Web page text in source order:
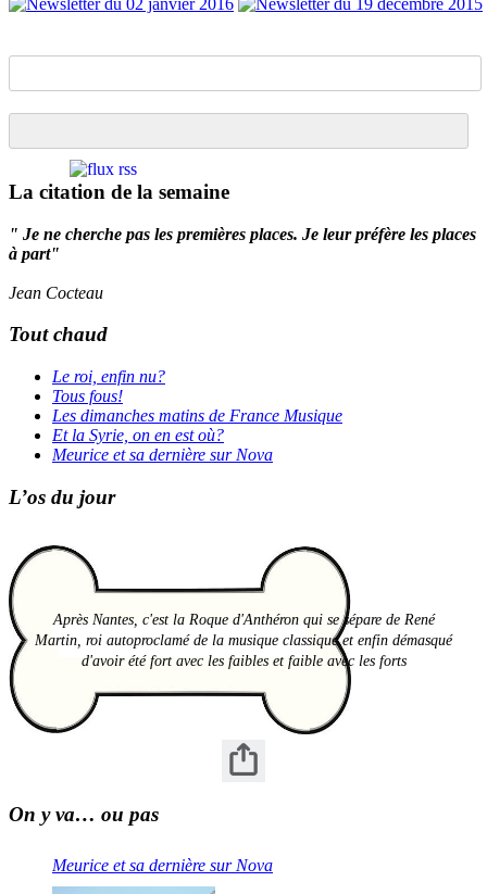
La citation de la semaine
" Je ne cherche pas les premières places. Je leur préfère les places
à part"
Jean Cocteau
Tout chaud
Le roi, enfin nu?
Tous fous!
Les dimanches matins de France Musique
Et la Syrie, on en est où?
Meurice et sa dernière sur Nova
L’os du jour
Après Nantes, c'est la Roque d'Anthéron qui se sépare de René
Martin, roi autoproclamé de la musique classique et enfin démasqué
d'avoir été fort avec les faibles et faible avec les forts
On y va… ou pas
Meurice et sa dernière sur Nova